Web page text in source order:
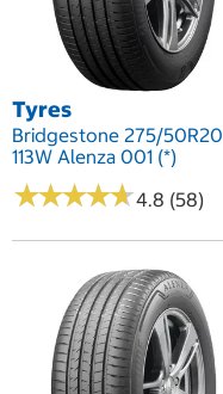
Tyres
Bridgestone 275/50R20
113W Alenza 001 (*)
★★★★★
★★★★★4.8 (58)